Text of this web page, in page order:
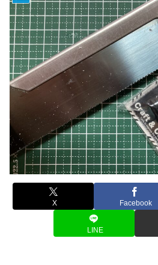
X Facebook
LINE